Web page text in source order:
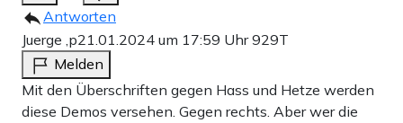
Antworten
Juerge ,p21.01.2024 um 17:59 Uhr929T
Melden
Mit den Überschriften gegen Hass und Hetze werden
diese Demos versehen. Gegen rechts. Aber wer die